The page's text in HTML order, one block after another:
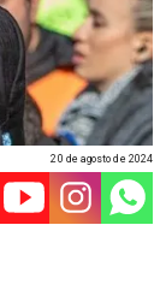
20 de agosto de 2024